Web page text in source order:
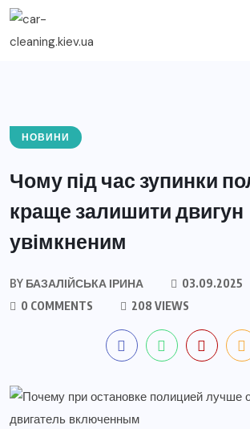
НОВИНИ
Чому під час зупинки
краще залишити двигун
увімкненим
BY БАЗАЛІЙСЬКА ІРИНА
03.09.2025
0 COMMENTS
208 VIEWS